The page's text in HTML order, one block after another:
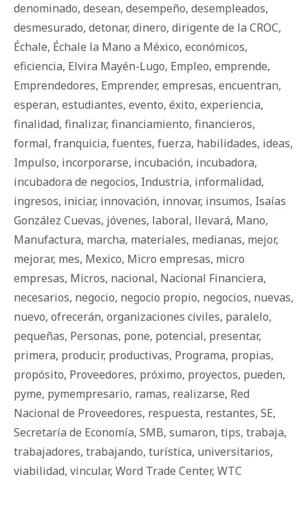
denominado, desean, desempeño, desempleados,
desmesurado, detonar, dinero, dirigente de la CROC,
Échale, Échale la Mano a México, económicos,
eficiencia, Elvira Mayén-Lugo, Empleo, emprende,
Emprendedores, Emprender, empresas, encuentran,
esperan, estudiantes, evento, éxito, experiencia,
finalidad, finalizar, financiamiento, financieros,
formal, franquicia, fuentes, fuerza, habilidades, ideas,
Impulso, incorporarse, incubación, incubadora,
incubadora de negocios, Industria, informalidad,
ingresos, iniciar, innovación, innovar, insumos, Isaías
González Cuevas, jóvenes, laboral, llevará, Mano,
Manufactura, marcha, materiales, medianas, mejor,
mejorar, mes, Mexico, Micro empresas, micro
empresas, Micros, nacional, Nacional Financiera,
necesarios, negocio, negocio propio, negocios, nuevas,
nuevo, ofrecerán, organizaciones civiles, paralelo,
pequeñas, Personas, pone, potencial, presentar,
primera, producir, productivas, Programa, propias,
propósito, Proveedores, próximo, proyectos, pueden,
pyme, pymempresario, ramas, realizarse, Red
Nacional de Proveedores, respuesta, restantes, SE,
Secretaría de Economía, SMB, sumaron, tips, trabaja,
trabajadores, trabajando, turística, universitarios,
viabilidad, vincular, Word Trade Center, WTC